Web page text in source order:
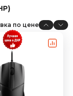
по цене